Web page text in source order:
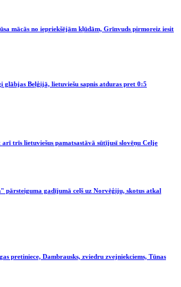
mācās no iepriekšējām kļūdām, Grīnvuds pirmoreiz iesit
glābjas Beļģijā, lietuviešu sapnis atduras pret 0:5
trīs lietuviešus pamatsastāvā sūtījusī slovēņu Celje
pārsteiguma gadījumā ceļš uz Norvēģiju, skotus atkal
pretiniece, Dambrausks, zviedru zvejniekciems, Tūnas